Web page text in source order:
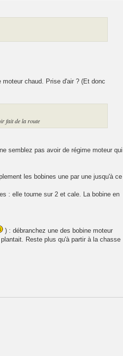
chaud. Prise d'air ? (Et donc
fait de la route
semblez pas avoir de régime moteur qui
les bobines une par une jusqu'à ce
: elle tourne sur 2 et cale. La bobine en
) : débranchez une des bobine moteur
Reste plus qu'à partir à la chasse